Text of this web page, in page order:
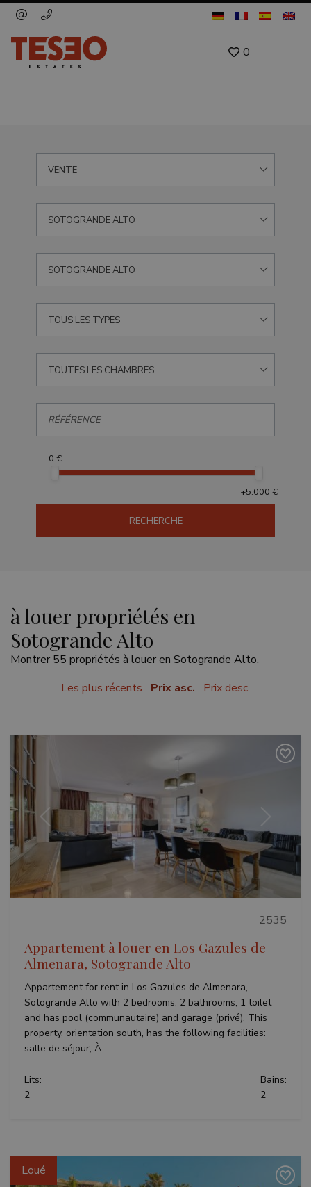
0
VENTE
SOTOGRANDE ALTO
SOTOGRANDE ALTO
0 €
+5.000 €
TOUS LES TYPES
TOUTES LES CHAMBRES
RECHERCHE
à louer propriétés en
Sotogrande Alto
Montrer 55 propriétés à louer en Sotogrande Alto.
Les plus récents
Prix asc. Prix desc.
Précédent
2535
Appartement à louer en Los Gazules de
Almenara, Sotogrande Alto
Appartement for rent in Los Gazules de Almenara,
Sotogrande Alto with 2 bedrooms, 2 bathrooms, 1 toilet
and has pool (communautaire) and garage (privé). This
property, orientation south, has the following facilities:
salle de séjour, À...
Lits:
2
Bains:
2
Loué